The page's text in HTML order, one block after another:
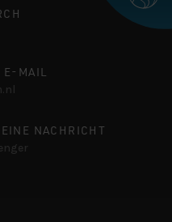
E-MAIL
NACHRICHT